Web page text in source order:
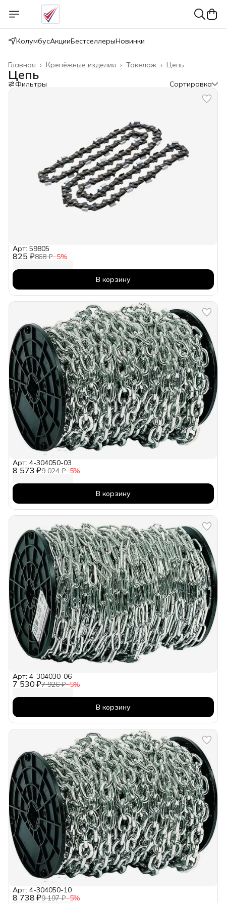
КолумбусАкцииБестселлерыНовинки
Цепь
Такелаж ›
Крепёжные изделия ›
Главная ›
Цепь
Фильтры Сортировка
825 ₽868 ₽−5%
Арт: 59805
В корзину
8 573 ₽9 024 ₽−5%
Арт: 4-304050-03
В корзину
7 530 ₽7 926 ₽−5%
Арт: 4-304030-06
В корзину
8 738 ₽9 197 ₽−5%
Арт: 4-304050-10